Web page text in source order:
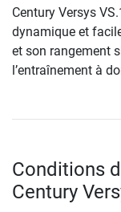
Century Versys
dynamique et
et son rangement
l’entraînement à
Conditions
Century